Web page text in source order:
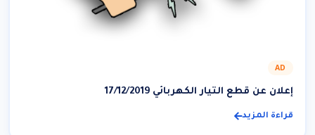
AD
إعلان عن قطع التيار الكهربائي 17/12/2019
قراءة المزيد